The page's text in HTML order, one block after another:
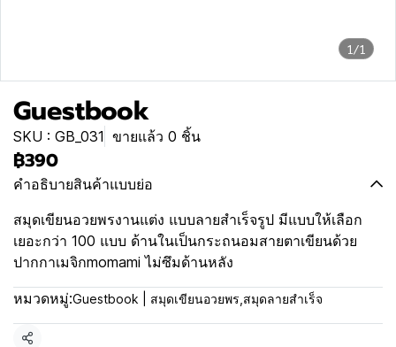
1/1
Guestbook
SKU : GB_031 ขายแล้ว 0 ชิ้น
฿390
คำอธิบายสินค้าแบบย่อ
สมุดเขียนอวยพรงานแต่ง แบบลายสำเร็จรูป มีแบบให้เลือก
เยอะกว่า 100 แบบ ด้านในเป็นกระถนอมสายตาเขียนด้วย
ปากกาเมจิกmomami ไม่ซึมด้านหลัง
หมวดหมู่:Guestbook | สมุดเขียนอวยพร สมุดลายสำเร็จ